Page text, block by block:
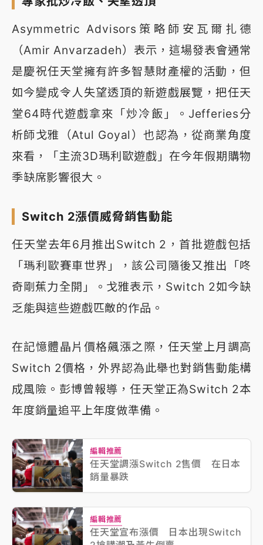
Asymmetric Advisors策略師安瓦爾扎德
（Amir Anvarzadeh）表示，這場發表會通常
是慶祝任天堂擁有許多智慧財產權的活動，但
如今變成令人失望透頂的新遊戲展覽，把任天
堂64時代遊戲拿來「炒冷飯」。Jefferies分
析師戈雅（Atul Goyal）也認為，從商業角度
來看，「主流3D瑪利歐遊戲」在今年假期購物
季缺席影響很大。
Switch 2漲價威脅銷售動能
任天堂去年6月推出Switch 2，首批遊戲包括
「瑪利歐賽車世界」，該公司隨後又推出「咚
奇剛蕉力全開」。戈雅表示，Switch 2如今缺
乏能與這些遊戲匹敵的作品。
在記憶體晶片價格飆漲之際，任天堂上月調高
Switch 2價格，外界認為此舉也對銷售動能構
成風險。彭博曾報導，任天堂正為Switch 2本
年度銷量追平上年度做準備。
編輯推薦
任天堂調漲Switch 2售價 在日本
銷量暴跌
編輯推薦
任天堂宣布漲價 日本出現Switch